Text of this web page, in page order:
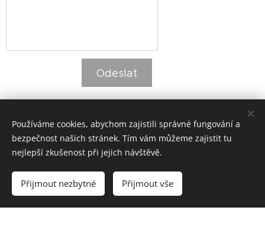
Odeslat
© 2023Kateřina Karbanová.Všechna práva vyhrazena.
Vytvořeno službou Webnode
Používáme cookies, abychom zajistili správné fungování a
bezpečnost našich stránek. Tím vám můžeme zajistit tu
nejlepší zkušenost při jejich návštěvě.
Přijmout nezbytné Přijmout vše